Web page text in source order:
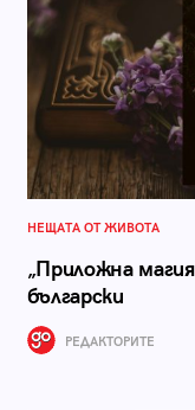
НЕЩАТА ОТ ЖИВОТА
„Приложна
български
РЕДАКТОРИТЕ